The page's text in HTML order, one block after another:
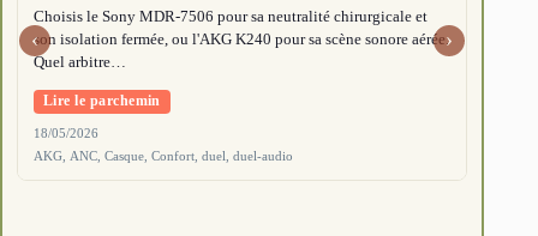
‹
Choisis le Sony MDR-7506 pour sa neutralité chirurgicale et
son isolation fermée, ou l'AKG K240 pour sa scène sonore aérée.
Quel arbitre…
Lire le parchemin
18/05/2026
AKG, ANC, Casque, Confort, duel, duel-audio
›